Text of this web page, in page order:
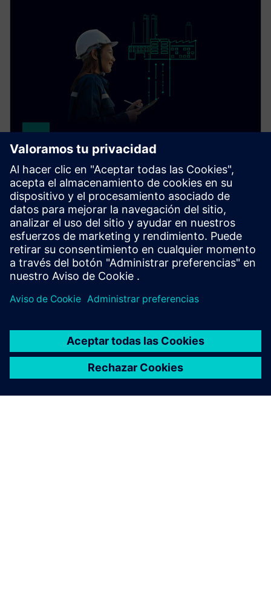
Senseye Cloud Application
Embrace predictive maintenance at scale. Senseye
Cloud Application automatically forecasts machine
failure to minimize downtime and save money, no
experts needed.